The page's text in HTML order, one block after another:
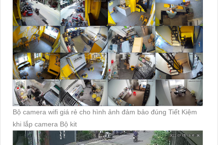
Bộ camera wifi giá rẻ cho hình ảnh đảm bảo đúng Tiết Kiệm
khi lắp camera Bộ kit